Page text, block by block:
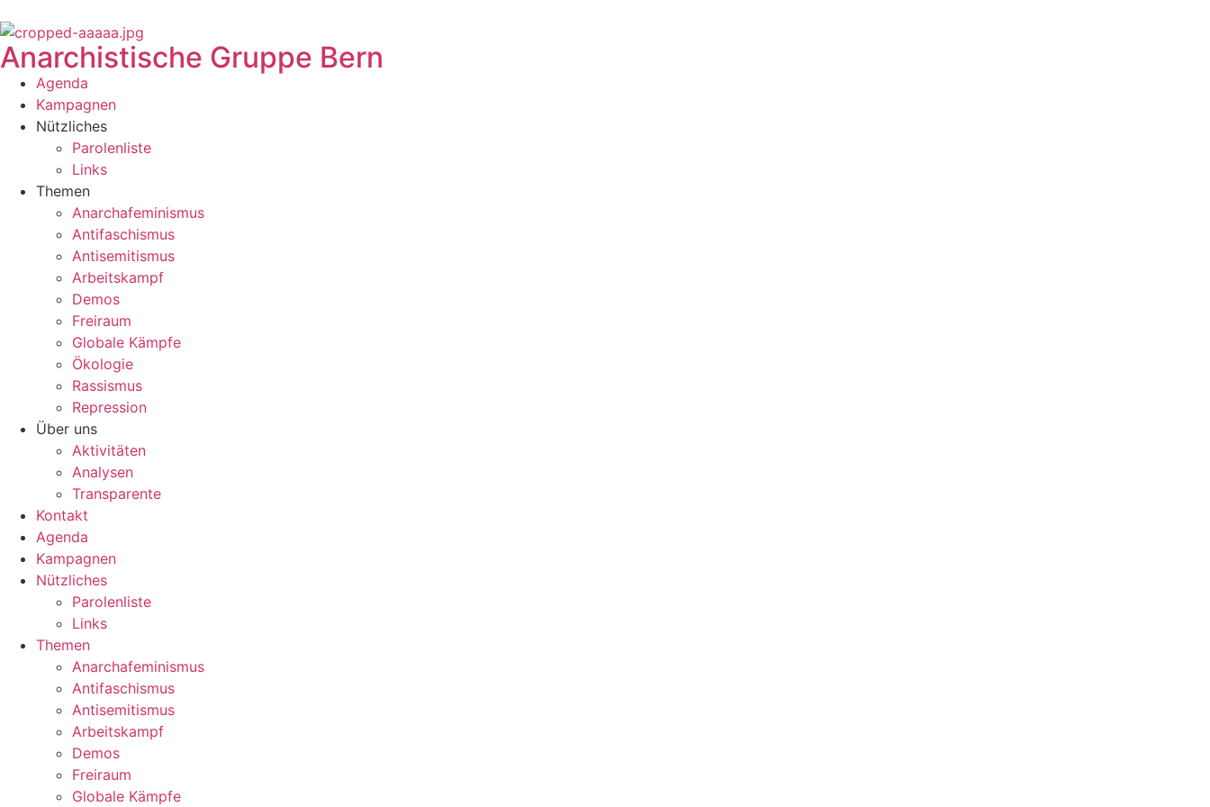
Anarchistische Gruppe Bern
Agenda
Kampagnen
Nützliches
Parolenliste
Links
Themen
Anarchafeminismus
Antifaschismus
Antisemitismus
Arbeitskampf
Demos
Freiraum
Globale Kämpfe
Ökologie
Rassismus
Repression
Über uns
Aktivitäten
Analysen
Transparente
Kontakt
Agenda
Kampagnen
Nützliches
Parolenliste
Links
Themen
Anarchafeminismus
Antifaschismus
Antisemitismus
Arbeitskampf
Demos
Freiraum
Globale Kämpfe